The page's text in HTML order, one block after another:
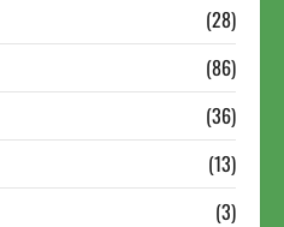
(28)
(86)
(36)
(13)
(3)